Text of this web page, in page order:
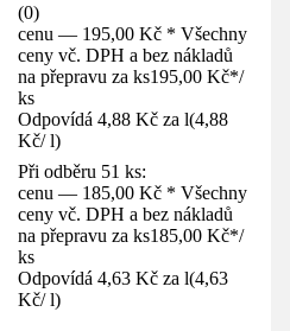
(0)
cenu — 195,00 Kč * Všechny
ceny vč. DPH a bez nákladů
na přepravu za ks195,00 Kč*/
ks
Odpovídá 4,88 Kč za l(4,88
Kč/ l)
Při odběru 51 ks:
cenu — 185,00 Kč * Všechny
ceny vč. DPH a bez nákladů
na přepravu za ks185,00 Kč*/
ks
Odpovídá 4,63 Kč za l(4,63
Kč/ l)